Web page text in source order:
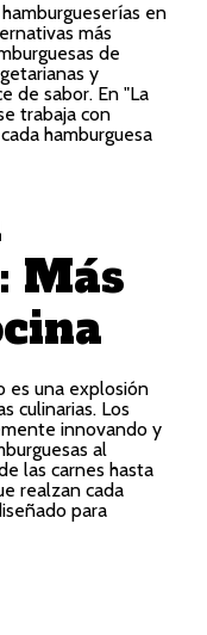
en
más
de
y
de sabor. En "La
trabaja con
hamburguesa
Más
es una explosión
culinarias. Los
innovando y
al
las carnes hasta
realzan cada
para